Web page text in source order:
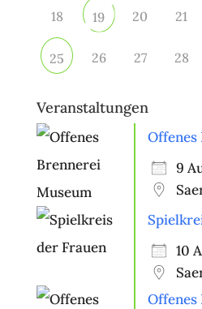
18 19 20 21
25 26 27 28
Veranstaltungen
Offenes
9
10
Offenes